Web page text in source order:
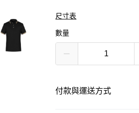
尺寸表
數量
付款與運送方式